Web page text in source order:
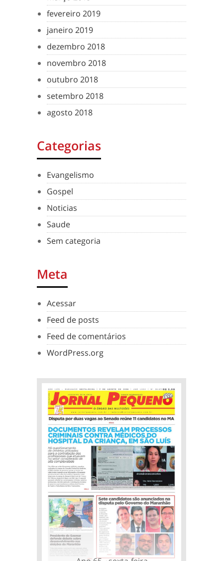
fevereiro 2019
janeiro 2019
dezembro 2018
novembro 2018
outubro 2018
setembro 2018
agosto 2018
Categorias
Evangelismo
Gospel
Noticias
Saude
Sem categoria
Meta
Acessar
Feed de posts
Feed de comentários
WordPress.org